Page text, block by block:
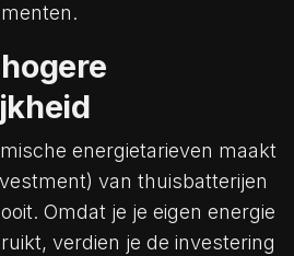
energietarieven maakt
van thuisbatterijen
Omdat je je eigen energie
verdien je de investering